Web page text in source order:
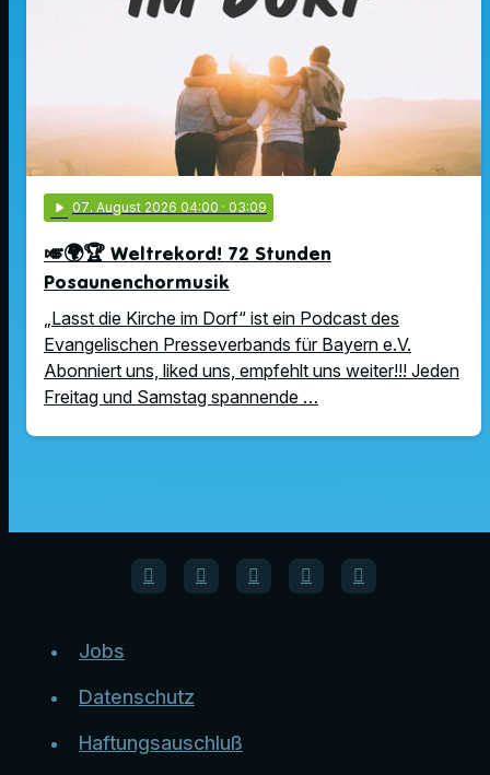
play_arrow 07. August 2026 04:00 · 03:09
🎺🌍🏆 Weltrekord! 72 Stunden
Posaunenchormusik
„Lasst die Kirche im Dorf“ ist ein Podcast des
Evangelischen Presseverbands für Bayern e.V.
Abonniert uns, liked uns, empfehlt uns weiter!!! Jeden
Freitag und Samstag spannende …
Jobs
Datenschutz
Haftungsauschluß